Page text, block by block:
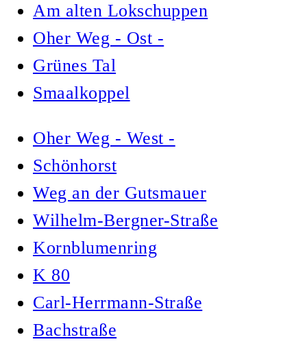
Am alten Lokschuppen
Oher Weg - Ost -
Grünes Tal
Smaalkoppel
Oher Weg - West -
Schönhorst
Weg an der Gutsmauer
Wilhelm-Bergner-Straße
Kornblumenring
K 80
Carl-Herrmann-Straße
Bachstraße